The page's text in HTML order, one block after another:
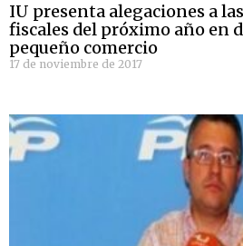
IU presenta alegaciones a
fiscales del próximo año en
pequeño comercio
17 de noviembre de 2017